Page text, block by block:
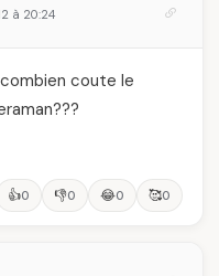
à 20:24
coute le
👍0 👎0 😂0 🥰0